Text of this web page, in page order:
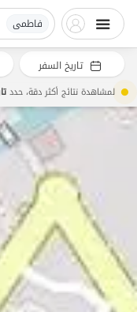
فاطمی
تاريخ السفر
لمشاهدة نتائج أكثر دقة، حدد